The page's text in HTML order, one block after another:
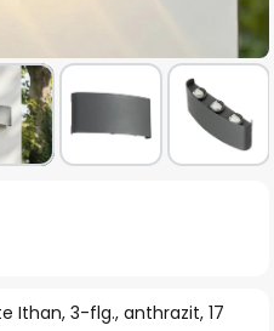
Ithan, 3-flg., anthrazit, 17